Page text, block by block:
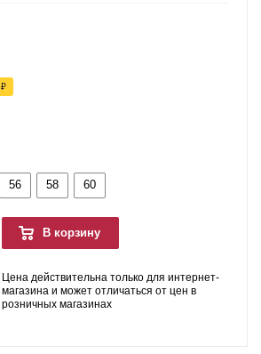
₽
56 58 60
В корзину
Цена действительна только для интернет-
магазина и может отличаться от цен в
розничных магазинах